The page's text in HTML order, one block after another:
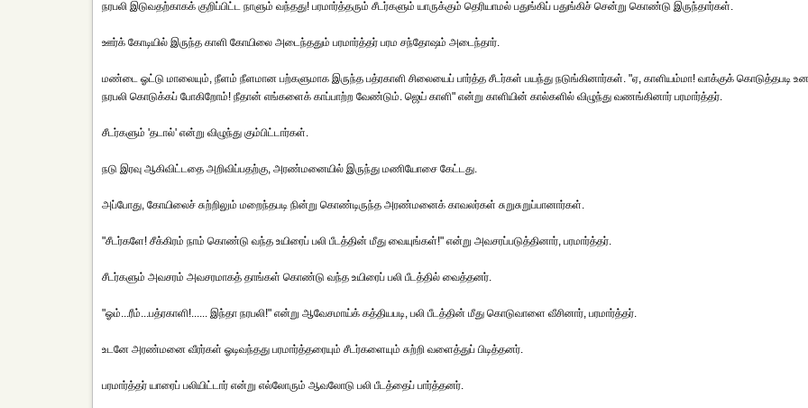
நரபலி இடுவதற்காகக் குறிப்பிட்ட நாளும் வந்தது! பரமார்த்தரும் சீடர்களும் யாருக்கும் தெரியாமல் பதுங்கிப் பதுங்கிச் சென்று கொண்டு இருந்தார்கள்.
ஊர்க் கோடியில் இருந்த காளி கோயிலை அடைந்ததும் பரமார்த்தர் பரம சந்தோஷம் அடைந்தார்.
மண்டை ஓட்டு மாலையும், நீளம் நீளமான பற்களுமாக இருந்த பத்ரகாளி சிலையைப் பார்த்த சீடர்கள் பயந்து நடுங்கினார்கள். "ஏ, காளியம்மா! வாக்குக் கொடுத்தபடி
நரபலி கொடுக்கப் போகிறோம்! நீதான் எங்களைக் காப்பாற்ற வேண்டும். ஜெய் காளி" என்று காளியின் கால்களில் விழுந்து வணங்கினார் பரமார்த்தர்.
சீடர்களும் 'தடால்' என்று விழுந்து கும்பிட்டார்கள்.
நடு இரவு ஆகிவிட்டதை அறிவிப்பதற்கு, அரண்மனையில் இருந்து மணியோசை கேட்டது.
அப்போது, கோயிலைச் சுற்றிலும் மறைந்தபடி நின்று கொண்டிருந்த அரண்மனைக் காவலர்கள் சுறுசுறுப்பானார்கள்.
"சீடர்களே! சீக்கிரம் நாம் கொண்டு வந்த உயிரைப் பலி பீடத்தின் மீது வையுங்கள்!" என்று அவசரப்படுத்தினார், பரமார்த்தர்.
சீடர்களும் அவசரம் அவசரமாகத் தாங்கள் கொண்டு வந்த உயிரைப் பலி பீடத்தில் வைத்தனர்.
"ஓம்...ரீம்...பத்ரகாளி!...... இந்தா நரபலி!" என்று ஆவேசமாய்க் கத்தியபடி, பலி பீடத்தின் மீது கொடுவாளை வீசினார், பரமார்த்தர்.
உடனே அரண்மனை வீரர்கள் ஓடிவந்தது பரமார்த்தரையும் சீடர்களையும் சுற்றி வளைத்துப் பிடித்தனர்.
பரமார்த்தர் யாரைப் பலியிட்டார் என்று எல்லோரும் ஆவலோடு பலி பீடத்தைப் பார்த்தனர்.